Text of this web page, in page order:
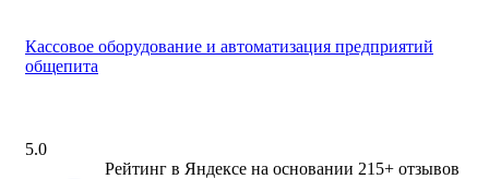
Кассовое оборудование и автоматизация предприятий
общепита
5.0
Рейтинг в Яндексе на основании 215+ отзывов